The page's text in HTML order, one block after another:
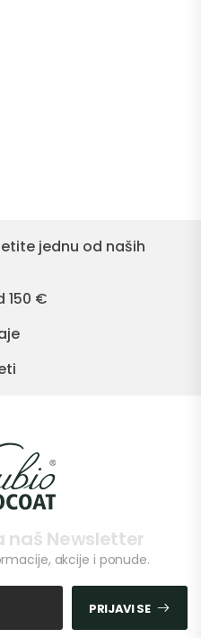
jednu od naših
150 €
naš Newsletter
akcije i ponude.
PRIJAVI SE